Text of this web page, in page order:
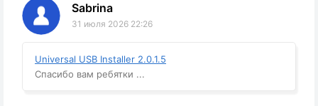
Sabrina
31 июля 2026 22:26
Universal USB Installer 2.0.1.5
Спасибо вам ребятки ...